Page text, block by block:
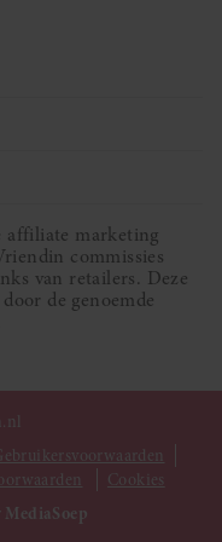
affiliate marketing
commissies
van retailers. Deze
de genoemde
Cookies
MediaSoep